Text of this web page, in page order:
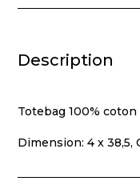
Description
Totebag 100% coton
Dimension: 4 x 38,5,